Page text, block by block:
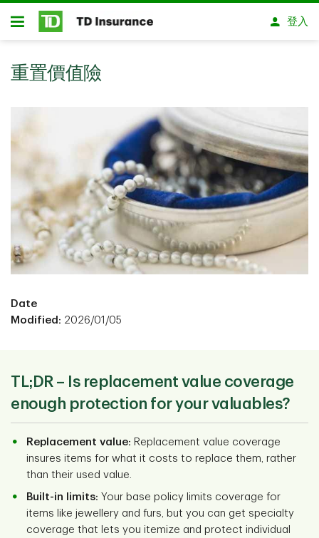
略過進入主要內容
開放式房屋貸款
登入
重置價值險
Date
Modified: 2026/01/05
TL;DR – Is replacement value coverage
enough protection for your valuables?
Replacement value: Replacement value coverage
insures items for what it costs to replace them, rather
than their used value.
Built-in limits: Your base policy limits coverage for
items like jewellery and furs, but you can get specialty
coverage that lets you itemize and protect individual